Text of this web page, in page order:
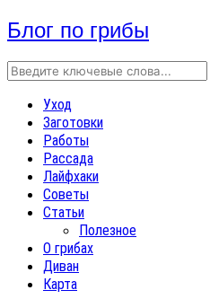
Блог по грибы
Уход
Заготовки
Работы
Рассада
Лайфхаки
Советы
Статьи
Полезное
О грибах
Диван
Карта